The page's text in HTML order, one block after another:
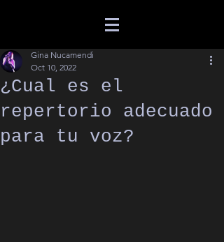
¿Cual es el
repertorio adecuado
para tu voz?
Gina Nucamendi
Oct 10, 2022